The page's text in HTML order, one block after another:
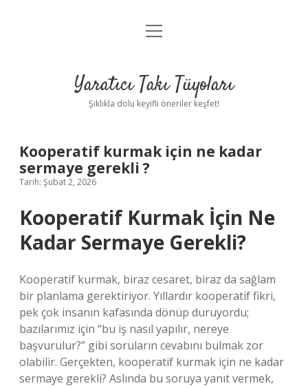
Anasayfa
Yasal Uyarı
menüyü
Yaratıcı Takı Tüyoları
Şıklıkla dolu keyifli öneriler keşfet!
Kooperatif kurmak için ne kadar
sermaye gerekli ?
Tarih: Şubat 2, 2026
Kooperatif Kurmak İçin Ne
Kadar Sermaye Gerekli?
Kooperatif kurmak, biraz cesaret, biraz da sağlam
bir planlama gerektiriyor. Yıllardır kooperatif fikri,
pek çok insanın kafasında dönüp duruyordu;
bazılarımız için “bu iş nasıl yapılır, nereye
başvurulur?” gibi soruların cevabını bulmak zor
olabilir. Gerçekten, kooperatif kurmak için ne kadar
sermaye gerekli? Aslında bu soruya yanıt vermek,